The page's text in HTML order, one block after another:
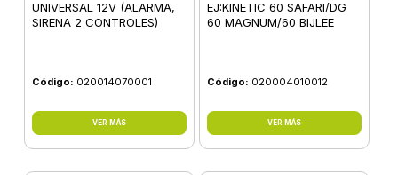
UNIVERSAL 12V (ALARMA,
SIRENA 2 CONTROLES)
Código: 020014070001
VER MÁS
EJ:KINETIC 60 SAFARI/DG
60 MAGNUM/60 BIJLEE
Código: 020004010012
VER MÁS